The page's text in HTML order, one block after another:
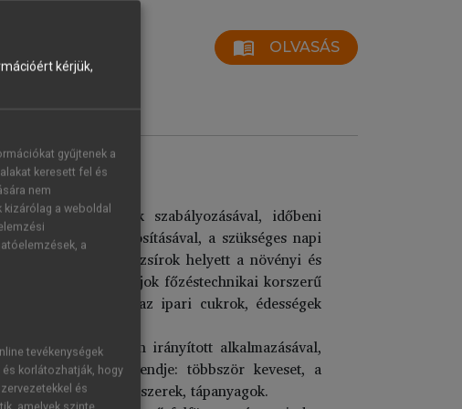
menu_book OLVASÁS
mennyiségének szabályozásával, időbeni
szerinti diéta biztosításával, a szükséges napi
az állati zsírok helyett a növényi és
3), a zsírok és olajok főzéstechnikai korszerű
részesítésével és az ipari cukrok, édességek
szakszerűen irányított alkalmazásával,
a táplálkozás rendje: többször keveset, a
az élvezeti szerek, tápanyagok.
kérjük,
gyűjtenek a
keresett fel és
nem
a weboldal
a
tevékenységek
korlátozhatják, hogy
és